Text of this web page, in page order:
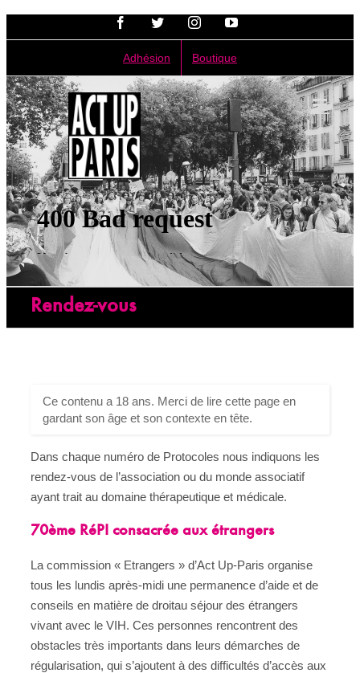
Passer
FacebookTwitterInstagramYouTube
Adhésion Boutique
Rendez-vous
Ce contenu a 18 ans. Merci de lire cette page en
gardant son âge et son contexte en tête.
Dans chaque numéro de Protocoles nous indiquons les
rendez-vous de l’association ou du monde associatif
ayant trait au domaine thérapeutique et médicale.
70ème RéPI consacrée aux étrangers
La commission « Etrangers » d’Act Up-Paris organise
tous les lundis après-midi une permanence d’aide et de
conseils en matière de droitau séjour des étrangers
vivant avec le VIH. Ces personnes rencontrent des
obstacles très importants dans leurs démarches de
régularisation, qui s’ajoutent à des difficultés d’accès aux